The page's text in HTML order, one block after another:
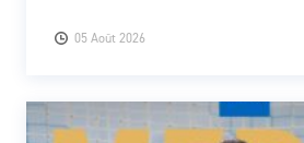
05 Août 2026